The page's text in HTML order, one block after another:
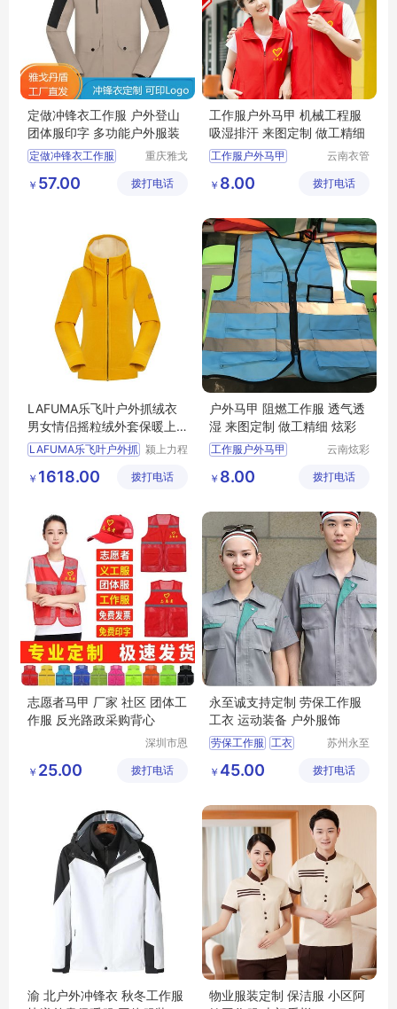
定做冲锋衣工作服 户外登山
团体服印字 多功能户外服装
定做冲锋衣工作服
冲锋衣定制
重庆雅戈
有限公司
￥ 57.00 拨打电话
工作服户外马甲 机械工程服
吸湿排汗 来图定制 做工精细
工作服户外马甲
工作服户外马甲价格
机械工程服厂家
云南衣管
限公司
￥ 8.00 拨打电话
LAFUMA乐飞叶户外抓绒衣
男女情侣摇粒绒外套保暖上
衣LFJA1CR63
LAFUMA乐飞叶户外抓 颍上力程
有限公司
￥ 1618.00 拨打电话
户外马甲 阻燃工作服 透气透
湿 来图定制 做工精细 炫彩
工作服户外马甲
工作服户外马甲价格
阻燃工作服厂家
云南炫彩
公司
￥ 8.00 拨打电话
志愿者马甲 厂家 社区 团体工
作服 反光路政采购背心
深圳市恩
限公司
￥ 25.00 拨打电话
永至诚支持定制 劳保工作服
工衣 运动装备 户外服饰
劳保工作服 工衣
工作服定制
苏州永至
限公司
￥ 45.00 拨打电话
渝 北户外冲锋衣 秋冬工作服
物业服装定制 保洁服 小区阿